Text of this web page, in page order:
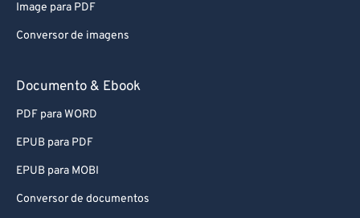
Image para PDF
Conversor de imagens
Documento & Ebook
PDF para WORD
EPUB para PDF
EPUB para MOBI
Conversor de documentos